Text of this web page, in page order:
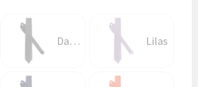
Dark Grey Lilas